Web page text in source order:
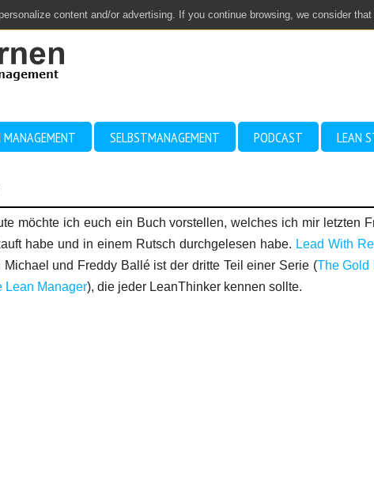
content and/or advertising. If you continue browsing, we consider
MANAGEMENT SELBSTMANAGEMENT PODCAST LEAN
möchte ich euch ein Buch vorstellen, welches ich mir letzten
habe und in einem Rutsch durchgelesen habe. Lead With
Michael und Freddy Ballé ist der dritte Teil einer Serie (The Gold
Lean Manager), die jeder LeanThinker kennen sollte.